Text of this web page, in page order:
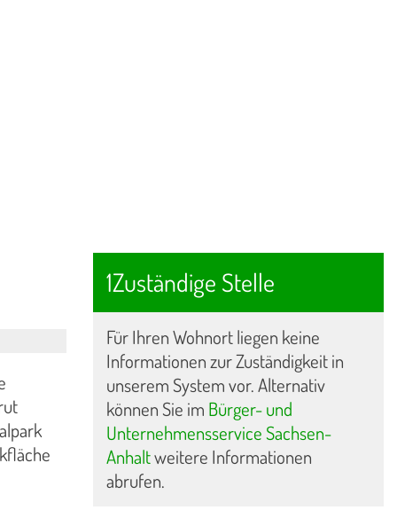
1Zuständige Stelle
Für Ihren Wohnort liegen keine
Informationen zur Zuständigkeit in
unserem System vor. Alternativ
können Sie im Bürger- und
Unternehmensservice Sachsen-
Anhaltweitere Informationen
abrufen.